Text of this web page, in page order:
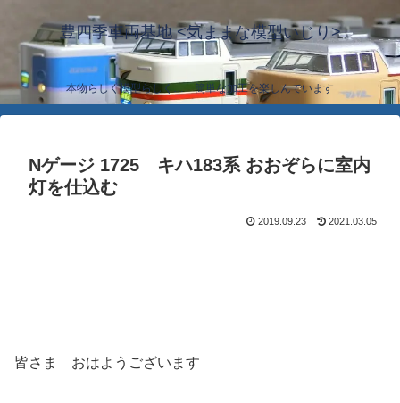
豊四季車両基地 <気ままな模型いじり>
本物らしく模型らしく… 簡単な加工を楽しんでいます
Nゲージ 1725 キハ183系 おおぞらに室内
灯を仕込む
2019.09.23 2021.03.05
皆さま おはようございます